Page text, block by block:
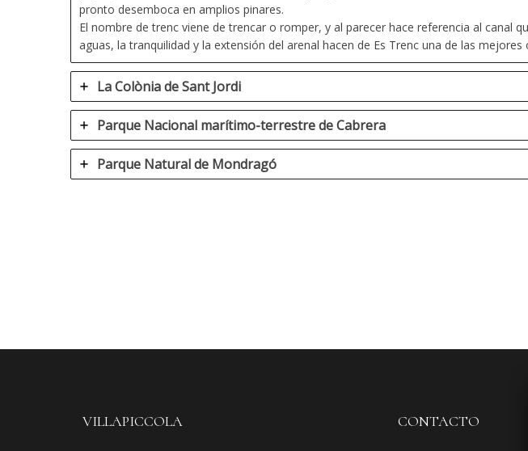
pronto desemboca en amplios pinares.
El nombre de trenc viene de trencar o romper, y al parecer hace referencia al canal
aguas, la tranquilidad y la extensión del arenal hacen de Es Trenc una de las
La Colònia de Sant Jordi
Parque Nacional marítimo-terrestre de Cabrera
Parque Natural de Mondragó
VILLAPICCOLA CONTACTO